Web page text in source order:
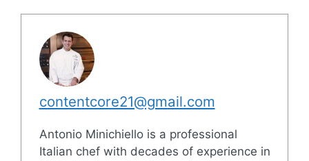
contentcore21@gmail.com
Antonio Minichiello is a professional
Italian chef with decades of experience in